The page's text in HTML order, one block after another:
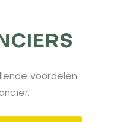
voordelen